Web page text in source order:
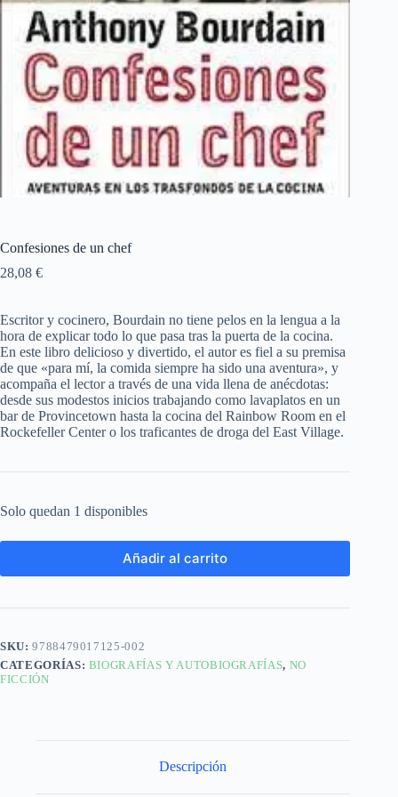
Confesiones de un chef
28,08 €
Escritor y cocinero, Bourdain no tiene pelos en la lengua a la
hora de explicar todo lo que pasa tras la puerta de la cocina.
En este libro delicioso y divertido, el autor es fiel a su premisa
de que «para mí, la comida siempre ha sido una aventura», y
acompaña el lector a través de una vida llena de anécdotas:
desde sus modestos inicios trabajando como lavaplatos en un
bar de Provincetown hasta la cocina del Rainbow Room en el
Rockefeller Center o los traficantes de droga del East Village.
Solo quedan 1 disponibles
Añadir al carrito
SKU:9788479017125-002
CATEGORÍAS: BIOGRAFÍAS Y AUTOBIOGRAFÍAS, NO
FICCIÓN
Descripción